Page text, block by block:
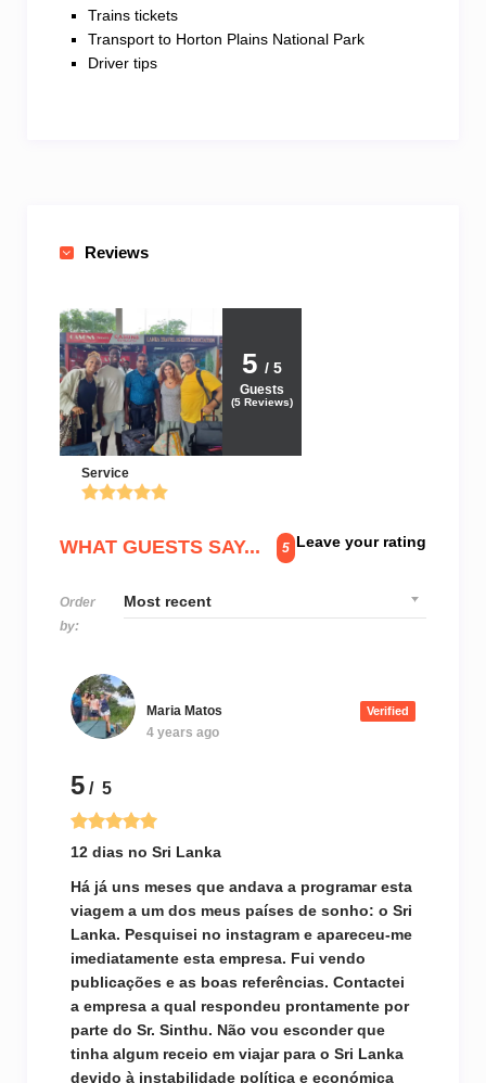
Trains tickets
Transport to Horton Plains National Park
Driver tips
Reviews
5 / 5
Guests
(5 Reviews)
Service
WHAT GUESTS SAY... 5 Leave your rating
Order
by:
Maria Matos Verified
4 years ago
5 / 5
12 dias no Sri Lanka
Há já uns meses que andava a programar esta
viagem a um dos meus países de sonho: o Sri
Lanka. Pesquisei no instagram e apareceu-me
imediatamente esta empresa. Fui vendo
publicações e as boas referências. Contactei
a empresa a qual respondeu prontamente por
parte do Sr. Sinthu. Não vou esconder que
tinha algum receio em viajar para o Sri Lanka
devido à instabilidade política e económica